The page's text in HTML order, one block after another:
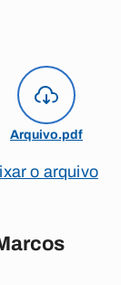
Arquivo.pdf
o arquivo